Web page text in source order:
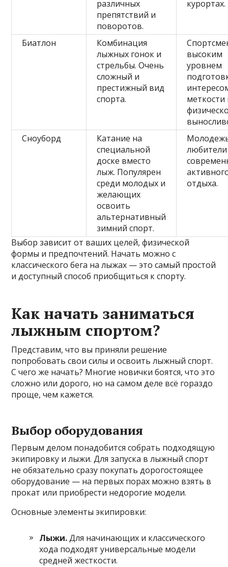
различных
препятствий и
поворотов.
курортах.
Биатлон
Комбинация
лыжных гонок и
стрельбы. Очень
сложный и
престижный вид
спорта.
высоким
уровнем
меткости
Сноуборд
Катание на
специальной
доске вместо
лыж. Популярен
среди молодых и
желающих
освоить
альтернативный
зимний спорт.
любители
отдыха.
Выбор зависит от ваших целей, физической
формы и предпочтений. Начать можно с
классического бега на лыжах — это самый простой
и доступный способ приобщиться к спорту.
Как начать заниматься
лыжным спортом?
Представим, что вы приняли решение
попробовать свои силы и освоить лыжный спорт.
С чего же начать? Многие новички боятся, что это
сложно или дорого, но на самом деле всё гораздо
проще, чем кажется.
Выбор оборудования
Первым делом понадобится собрать подходящую
экипировку и лыжи. Для запуска в лыжный спорт
не обязательно сразу покупать дорогостоящее
оборудование — на первых порах можно взять в
прокат или приобрести недорогие модели.
Основные элементы экипировки:
Лыжи.Для начинающих и классического
хода подходят универсальные модели
средней жесткости.